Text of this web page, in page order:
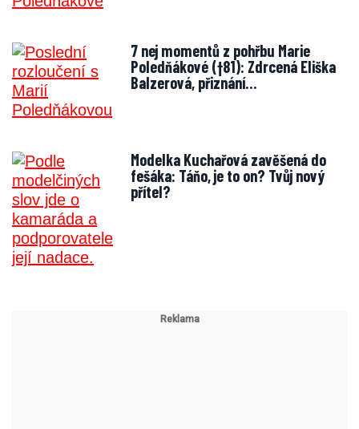
7 nej momentů z pohřbu Marie
Poledňákové (†81): Zdrcená Eliška
Balzerová, přiznání…
Modelka Kuchařová zavěšená do
fešáka: Táňo, je to on? Tvůj nový
přítel?